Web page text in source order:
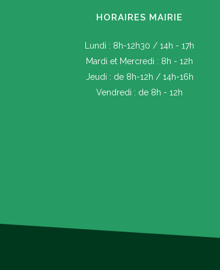
HORAIRES MAIRIE
Lundi : 8h-12h30 / 14h - 17h
Mardi et Mercredi : 8h - 12h
Jeudi : de 8h-12h / 14h-16h
Vendredi : de 8h - 12h